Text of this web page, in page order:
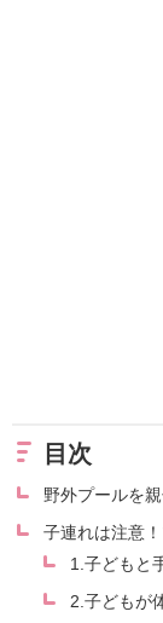
目次
野外プールを
子連れは注意
1.子どもと
2.子どもが